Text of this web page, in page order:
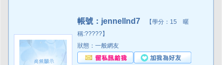
帳號：jennellnd7 【學分：15 暱
稱:?????】
狀態：一般網友